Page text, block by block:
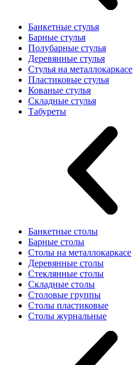
Банкетные стулья
Барные стулья
Полубарные стулья
Деревянные стулья
Стулья на металлокаркасе
Пластиковые стулья
Кованые стулья
Складные стулья
Табуреты
Банкетные столы
Барные столы
Столы на металлокаркасе
Деревянные столы
Стеклянные столы
Складные столы
Столовые группы
Столы пластиковые
Столы журнальные